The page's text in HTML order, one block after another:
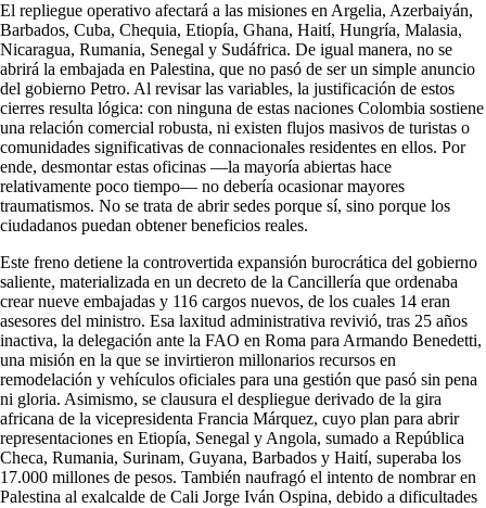
El repliegue operativo afectará a las misiones en Argelia, Azerbaiyán,
Barbados, Cuba, Chequia, Etiopía, Ghana, Haití, Hungría, Malasia,
Nicaragua, Rumania, Senegal y Sudáfrica. De igual manera, no se
abrirá la embajada en Palestina, que no pasó de ser un simple anuncio
del gobierno Petro. Al revisar las variables, la justificación de estos
cierres resulta lógica: con ninguna de estas naciones Colombia sostiene
una relación comercial robusta, ni existen flujos masivos de turistas o
comunidades significativas de connacionales residentes en ellos. Por
ende, desmontar estas oficinas —la mayoría abiertas hace
relativamente poco tiempo— no debería ocasionar mayores
traumatismos. No se trata de abrir sedes porque sí, sino porque los
ciudadanos puedan obtener beneficios reales.
Este freno detiene la controvertida expansión burocrática del gobierno
saliente, materializada en un decreto de la Cancillería que ordenaba
crear nueve embajadas y 116 cargos nuevos, de los cuales 14 eran
asesores del ministro. Esa laxitud administrativa revivió, tras 25 años
inactiva, la delegación ante la FAO en Roma para Armando Benedetti,
una misión en la que se invirtieron millonarios recursos en
remodelación y vehículos oficiales para una gestión que pasó sin pena
ni gloria. Asimismo, se clausura el despliegue derivado de la gira
africana de la vicepresidenta Francia Márquez, cuyo plan para abrir
representaciones en Etiopía, Senegal y Angola, sumado a República
Checa, Rumania, Surinam, Guyana, Barbados y Haití, superaba los
17.000 millones de pesos. También naufragó el intento de nombrar en
Palestina al exalcalde de Cali Jorge Iván Ospina, debido a dificultades